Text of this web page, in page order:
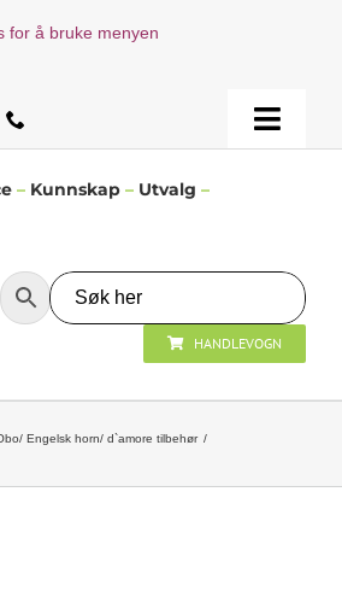
for å bruke menyen
Toggle
– Kunnskap – Utvalg –
HANDLEVOGN
Engelsk horn/ d`amore tilbehør